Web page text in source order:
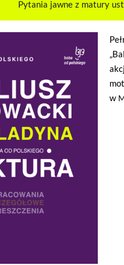
Pytania jawne z matury
w